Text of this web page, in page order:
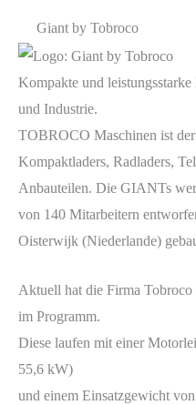
Giant by Tobroco
Kompakte und
und Industrie.
TOBROCO Maschinen ist
Kompaktladers, Radladers,
Anbauteilen. Die GIANTs
von 140 Mitarbeitern
Oisterwijk (Niederlande)
Aktuell hat die Firma
im Programm.
Diese laufen mit einer
55,6 kW)
und einem Einsatzgewicht